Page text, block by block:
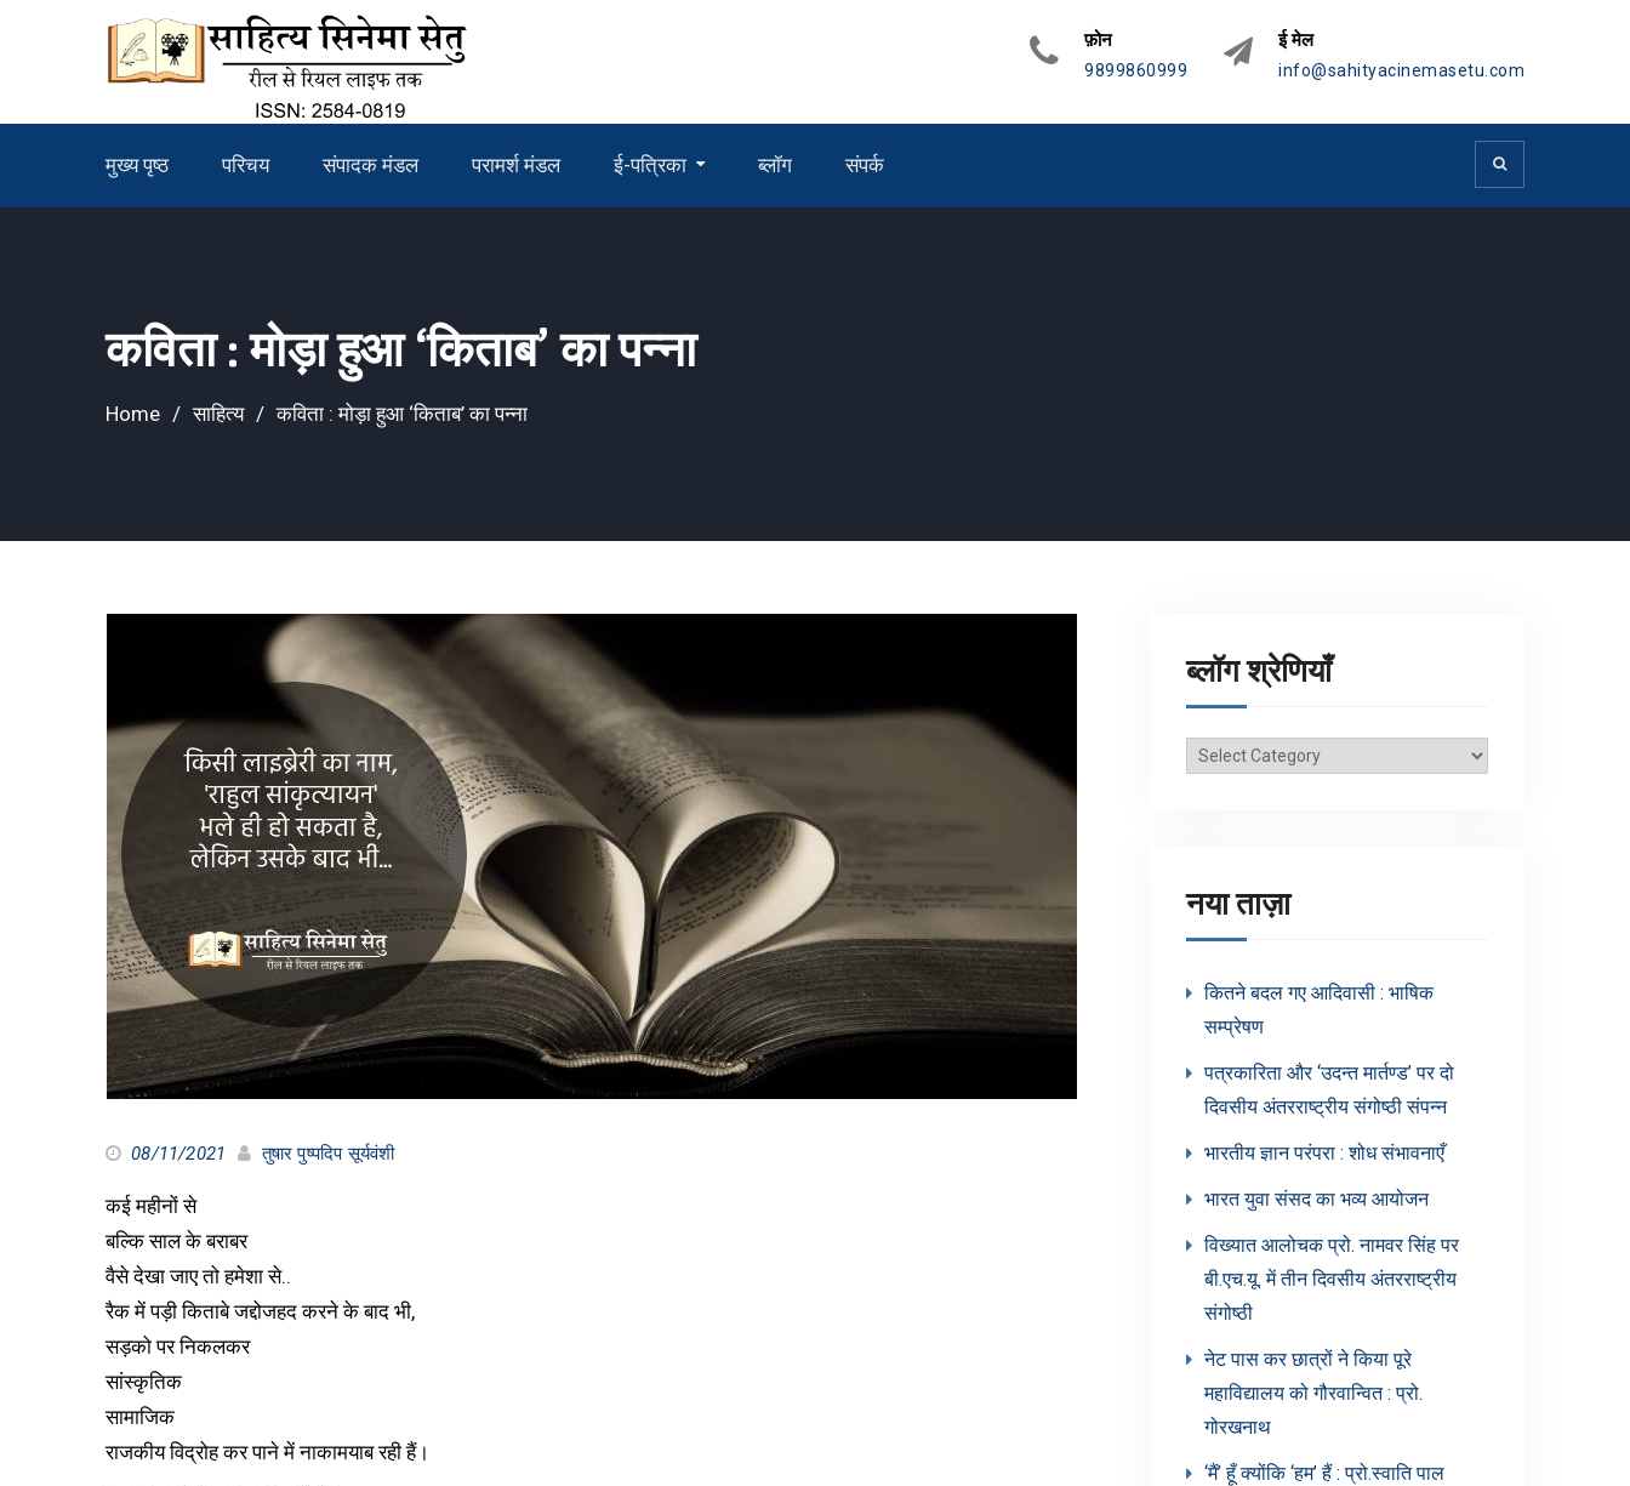
फ़ोन
9899860999
ई मेल
info@sahityacinemasetu.com
मुख्य पृष्ठ परिचय संपादक मंडल परामर्श मंडल ई-पत्रिका ब्लॉग संपर्क
कविता : मोड़ा हुआ ‘किताब’ का पन्ना
Home साहित्य कविता : मोड़ा हुआ ‘किताब’ का पन्ना
08/11/2021 तुषार पुष्पदिप सूर्यवंशी
कई महीनों से
बल्कि साल के बराबर
वैसे देखा जाए तो हमेशा से..
रैक में पड़ी किताबे जद्दोजहद करने के बाद भी,
सड़को पर निकलकर
सांस्कृतिक
सामाजिक
राजकीय विद्रोह कर पाने में नाकामयाब रही हैं।
ब्लॉग श्रेणियाँ
ब्लॉग
नया ताज़ा
कितने बदल गए आदिवासी : भाषिक
सम्प्रेषण
पत्रकारिता और ‘उदन्त मार्तण्ड’ पर दो
दिवसीय अंतरराष्ट्रीय संगोष्ठी संपन्न
भारतीय ज्ञान परंपरा : शोध संभावनाएँ
भारत युवा संसद का भव्य आयोजन
विख्यात आलोचक प्रो. नामवर सिंह पर
बी.एच.यू. में तीन दिवसीय अंतरराष्ट्रीय
संगोष्ठी
नेट पास कर छात्रों ने किया पूरे
महाविद्यालय को गौरवान्वित : प्रो.
गोरखनाथ
‘मैं’ हूँ क्योंकि ‘हम’ हैं : प्रो.स्वाति पाल